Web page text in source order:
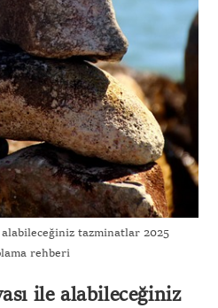
alabileceğiniz tazminatlar 2025
rehberi
ile alabileceğiniz